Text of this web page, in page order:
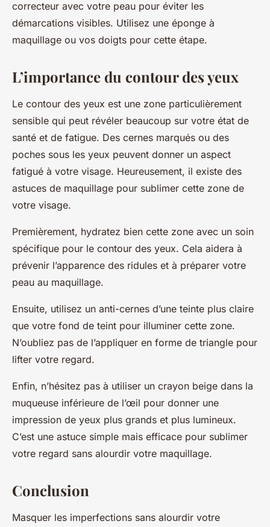
correcteur avec votre peau pour éviter les
démarcations visibles. Utilisez une éponge à
maquillage ou vos doigts pour cette étape.
L’importance du contour des yeux
Le contour des yeux est une zone particulièrement
sensible qui peut révéler beaucoup sur votre état de
santé et de fatigue. Des cernes marqués ou des
poches sous les yeux peuvent donner un aspect
fatigué à votre visage. Heureusement, il existe des
astuces de maquillage pour sublimer cette zone de
votre visage.
Premièrement, hydratez bien cette zone avec un soin
spécifique pour le contour des yeux. Cela aidera à
prévenir l’apparence des ridules et à préparer votre
peau au maquillage.
Ensuite, utilisez un anti-cernes d’une teinte plus claire
que votre fond de teint pour illuminer cette zone.
N’oubliez pas de l’appliquer en forme de triangle pour
lifter votre regard.
Enfin, n’hésitez pas à utiliser un crayon beige dans la
muqueuse inférieure de l’œil pour donner une
impression de yeux plus grands et plus lumineux.
C’est une astuce simple mais efficace pour sublimer
votre regard sans alourdir votre maquillage.
Conclusion
Masquer les imperfections sans alourdir votre